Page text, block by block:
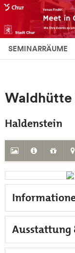
SEMINARRÄUME
Haldenstein